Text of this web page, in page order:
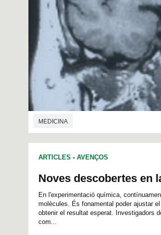
MEDICINA
ARTICLES - AVENÇOS
Noves descobertes en
En l'experimentació química,
molècules. És fonamental poder ajustar
obtenir el resultat esperat. Investigadors
com...